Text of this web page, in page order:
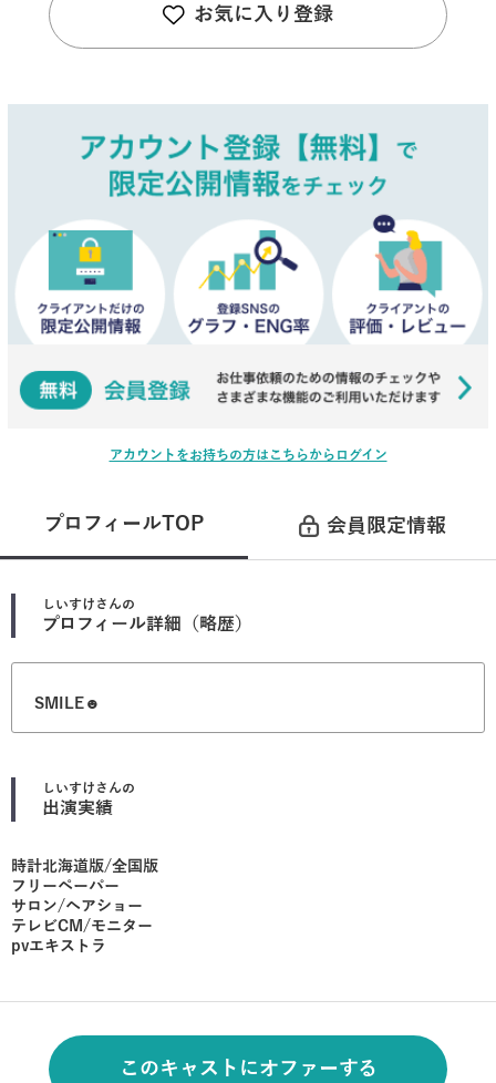
お気に入り登録
アカウントをお持ちの方はこちらからログイン
プロフィールTOP 会員限定情報
しいすけ さんの
プロフィール詳細（略歴）
SMILE☻
しいすけ さんの
出演実績
時計北海道版/全国版
フリーペーパー
サロン/ヘアショー
テレビCM/モニター
pvエキストラ
このキャストにオファーする